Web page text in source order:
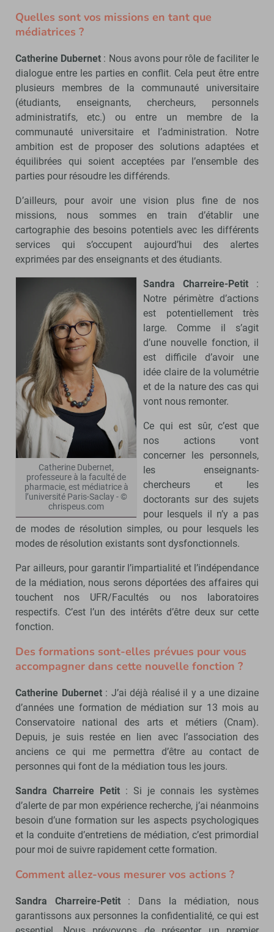
Quelles sont vos missions en tant que
médiatrices ?
Catherine Dubernet : Nous avons pour rôle de faciliter le
dialogue entre les parties en conflit. Cela peut être entre
plusieurs membres de la communauté universitaire
(étudiants, enseignants, chercheurs, personnels
administratifs, etc.) ou entre un membre de la
communauté universitaire et l’administration. Notre
ambition est de proposer des solutions adaptées et
équilibrées qui soient acceptées par l’ensemble des
parties pour résoudre les différends.
D’ailleurs, pour avoir une vision plus fine de nos
missions, nous sommes en train d’établir une
cartographie des besoins potentiels avec les différents
services qui s’occupent aujourd’hui des alertes
exprimées par des enseignants et des étudiants.
Catherine Dubernet,
professeure à la faculté de
pharmacie, est médiatrice à
l’université Paris-Saclay - ©
chrispeus.com
Sandra Charreire-Petit :
Notre périmètre d’actions
est potentiellement très
large. Comme il s’agit
d’une nouvelle fonction, il
est difficile d’avoir une
idée claire de la volumétrie
et de la nature des cas qui
vont nous remonter.
Ce qui est sûr, c’est que
nos actions vont
concerner les personnels,
les enseignants-
chercheurs et les
doctorants sur des sujets
pour lesquels il n’y a pas
de modes de résolution simples, ou pour lesquels les
modes de résolution existants sont dysfonctionnels.
Par ailleurs, pour garantir l’impartialité et l’indépendance
de la médiation, nous serons déportées des affaires qui
touchent nos UFR/Facultés ou nos laboratoires
respectifs. C’est l’un des intérêts d’être deux sur cette
fonction.
Des formations sont-elles prévues pour vous
accompagner dans cette nouvelle fonction ?
Catherine Dubernet: J’ai déjà réalisé il y a une dizaine
d’années une formation de médiation sur 13 mois au
Conservatoire national des arts et métiers (Cnam).
Depuis, je suis restée en lien avec l’association des
anciens ce qui me permettra d’être au contact de
personnes qui font de la médiation tous les jours.
Sandra Charreire Petit : Si je connais les systèmes
d’alerte de par mon expérience recherche, j’ai néanmoins
besoin d’une formation sur les aspects psychologiques
et la conduite d’entretiens de médiation, c’est primordial
pour moi de suivre rapidement cette formation.
Comment allez-vous mesurer vos actions ?
Sandra Charreire-Petit: Dans la médiation, nous
garantissons aux personnes la confidentialité, ce qui est